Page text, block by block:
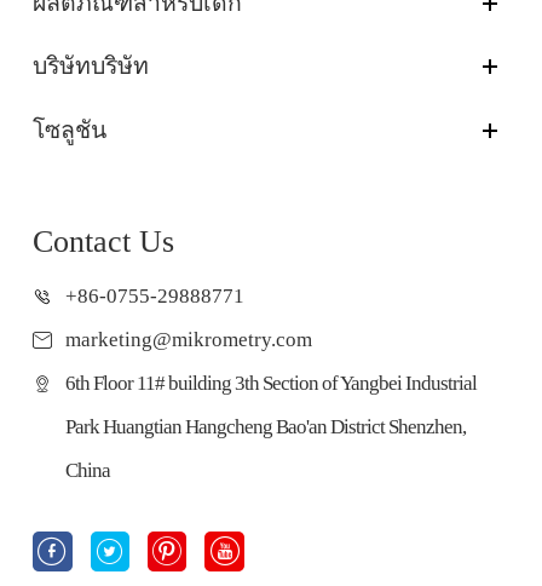
บริษัทบริษัท
โซลูชัน
Contact Us
+86-0755-29888771
marketing@mikrometry.com
6th Floor 11# building 3th Section of Yangbei Industrial
Park Huangtian Hangcheng Bao'an District Shenzhen,
China
   